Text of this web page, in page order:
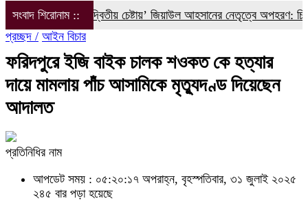
সংবাদ শিরোনাম ::
ইলিয়াস আলীকে ‘দ্বিতীয় চেষ্টায়’ জিয়াউল আহসানের নেতৃত্বে অপহরণ: চিফ
প্রচ্ছদ / আইন বিচার
ফরিদপুরে ইজি বাইক চালক শওকত কে হত্যার
দায়ে মামলায় পাঁচ আসামিকে মৃত্যুদণ্ড দিয়েছেন
আদালত
প্রতিনিধির নাম
আপডেট সময় : ০৫:২০:১৭ অপরাহ্ন, বৃহস্পতিবার, ৩১ জুলাই ২০২৫
২৪৫ বার পড়া হয়েছে